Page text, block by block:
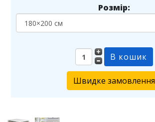
Розмір:
Швидке замовлення